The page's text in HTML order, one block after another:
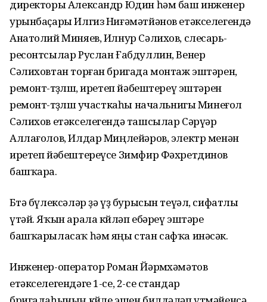
директоры Александр Юдин һәм баш инженер
урынбаҫары Илгиз Ниғәмәтйәнов етәкселегендә
Анатолий Миняев, Илнур Сәлихов, слесарь-
ресонтсылар Руслан Ғабдуллин, Венер
Сәлиховтан торған бригада монтаж эштәрен,
ремонт-төҙөлөш, иретеп йәбештереү эштәрен
ремонт-төҙөлөш участкаһы начальнигы Минеғол
Сәлихов етәкселегендә ташсылар Сәрүәр
Аллағолов, Илдар Миңлейәров, электр менән
иретеп йәбештереүсе Зимфир Фәхретдинов
башҡара.
Бөтә бүлексәләр ҙә үҙ бурысын теүәл, сифатлы
үтәй. Яҡын арала көйләп ебәреү эштәре
башҡарыласаҡ һәм яңы стан сафҡа инәсәк.
Инженер-оператор Роман Йәрмөхәмәтов
етәкселегендәге 1-се, 2-се стандар